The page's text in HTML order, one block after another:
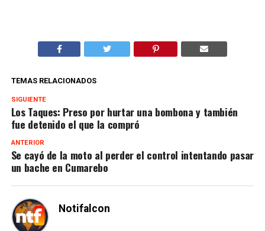
TEMAS RELACIONADOS
SIGUIENTE
Los Taques: Preso por hurtar una bombona y también
fue detenido el que la compró
ANTERIOR
Se cayó de la moto al perder el control intentando pasar
un bache en Cumarebo
Notifalcon